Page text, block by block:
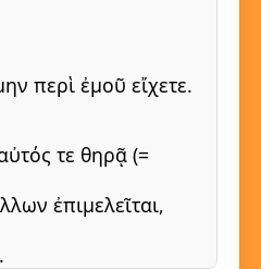
περὶ ἐμοῦ εἴχετε.
τε θηρᾷ (=
ἐπιμελεῖται,